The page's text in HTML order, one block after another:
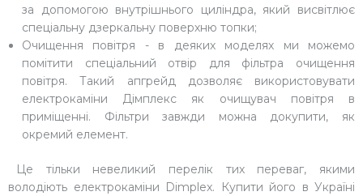
за допомогою внутрішнього циліндра, який висвітлює
спеціальну дзеркальну поверхню топки;
Очищення повітря - в деяких моделях ми можемо
помітити спеціальний отвір для фільтра очищення
повітря. Такий апгрейд дозволяє використовувати
електрокаміни Дімплекс як очищувач повітря в
приміщенні. Фільтри завжди можна докупити, як
окремий елемент.
Це тільки невеликий перелік тих переваг, якими
володіють електрокаміни Dimplex. Купити його в Україні